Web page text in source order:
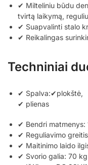
✔ Milteliniu būdu
tvirtą laikymą,
✔ Suapvalinti stalo
✔ Reikalingas
Techniniai
✔ Spalva:✔plokštė,
✔ plienas
✔ Bendri matmenys:
✔ Reguliavimo
✔ Maitinimo laido
✔ Svorio galia: 70